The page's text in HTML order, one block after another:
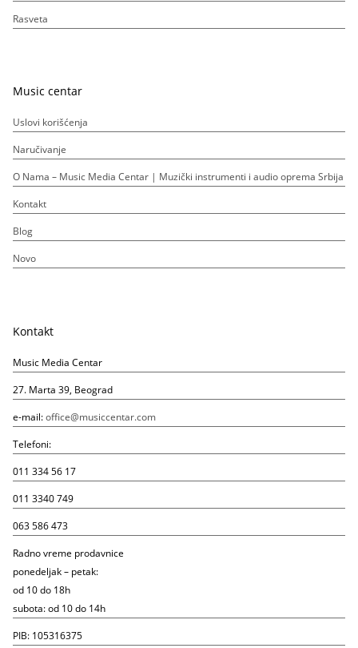
Rasveta
Music centar
Uslovi korišćenja
Naručivanje
O Nama – Music Media Centar | Muzički instrumenti i audio oprema Srbija
Kontakt
Blog
Novo
Kontakt
Music Media Centar
27. Marta 39, Beograd
e-mail:office@musiccentar.com
Telefoni:
011 334 56 17
011 3340 749
063 586 473
Radno vreme prodavnice
ponedeljak – petak:
od 10 do 18h
subota: od 10 do 14h
PIB: 105316375